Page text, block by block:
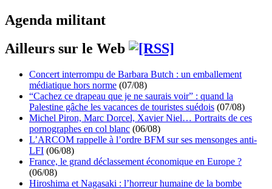
Agenda militant
Ailleurs sur le Web
Concert interrompu de Barbara Butch : un emballement
médiatique hors norme (07/08)
“Cachez ce drapeau que je ne saurais voir” : quand la
Palestine gâche les vacances de touristes suédois (07/08)
Michel Piron, Marc Dorcel, Xavier Niel… Portraits de ces
pornographes en col blanc (06/08)
L’ARCOM rappelle à l’ordre BFM sur ses mensonges anti-
LFI (06/08)
France, le grand déclassement économique en Europe ?
(06/08)
Hiroshima et Nagasaki : l’horreur humaine de la bombe